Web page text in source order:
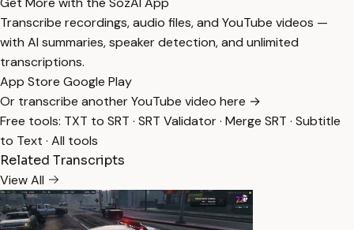
Transcribe recordings, audio files, and YouTube videos —
with AI summaries, speaker detection, and unlimited
transcriptions.
App Store Google Play
Or transcribe another YouTube video here →
Free tools: TXT to SRT · SRT Validator· Merge SRT · Subtitle
to Text · All tools
Related Transcripts
View All